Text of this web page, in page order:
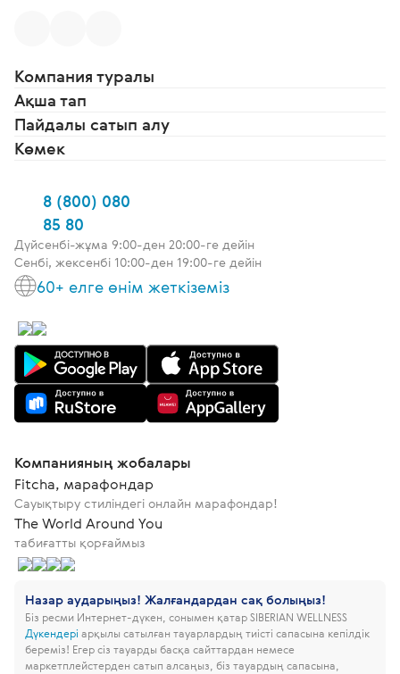
Компания туралы
Ақша тап
Пайдалы сатып алу
Көмек
8 (800) 080
85 80
Дүйсенбі-жұма 9:00-ден 20:00-ге дейін
Сенбі, жексенбі 10:00-ден 19:00-ге дейін
60+ елге өнім жеткіземіз
Компанияның жобалары
Fitcha, марафондар
Сауықтыру стиліндегі онлайн марафондар!
The World Around You
табиғатты қорғаймыз
Назар аударыңыз! Жалғандардан сақ болыңыз!
Біз ресми Интернет-дүкен, сонымен қатар SIBERIAN WELLNESS
Дүкендері арқылы сатылған тауарлардың тиісті сапасына кепілдік
береміз! Егер сіз тауарды басқа сайттардан немесе
маркетплейстерден сатып алсаңыз, біз тауардың сапасына,